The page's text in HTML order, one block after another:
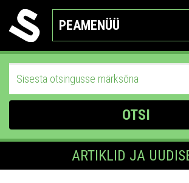
PEAMENÜÜ
OTSI
ARTIKLID JA